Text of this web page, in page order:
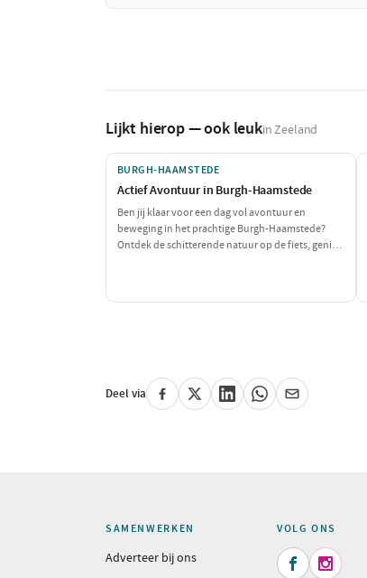
Lijkt hierop — ook leukin Zeeland
BURGH-HAAMSTEDE
Actief Avontuur in Burgh-Haamstede
Ben jij klaar voor een dag vol avontuur en
beweging in het prachtige Burgh-Haamstede?
Ontdek de schitterende natuur op de fiets, geniet
Deel via
SAMENWERKEN
Adverteer bij ons
VOLG ONS
 